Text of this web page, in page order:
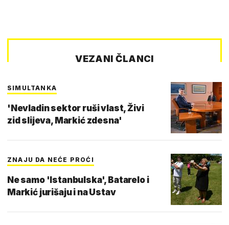
VEZANI ČLANCI
SIMULTANKA
'Nevladin sektor ruši vlast, Živi
zid slijeva, Markić zdesna'
ZNAJU DA NEĆE PROĆI
Ne samo 'Istanbulska', Batarelo i
Markić jurišaju i na Ustav